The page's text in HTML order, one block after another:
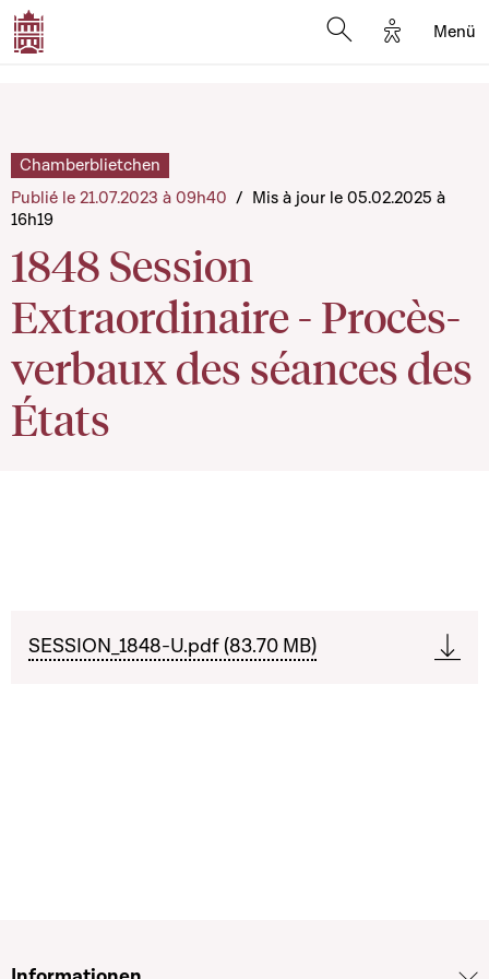
Options
Menü
1848 Session
Extraordinaire - Procès-
verbaux des séances des
États
Chamberblietchen
Publié le 21.07.2023 à 09h40 / Mis à jour le 05.02.2025 à
16h19
SESSION_1848-U.pdf (83.70 MB)